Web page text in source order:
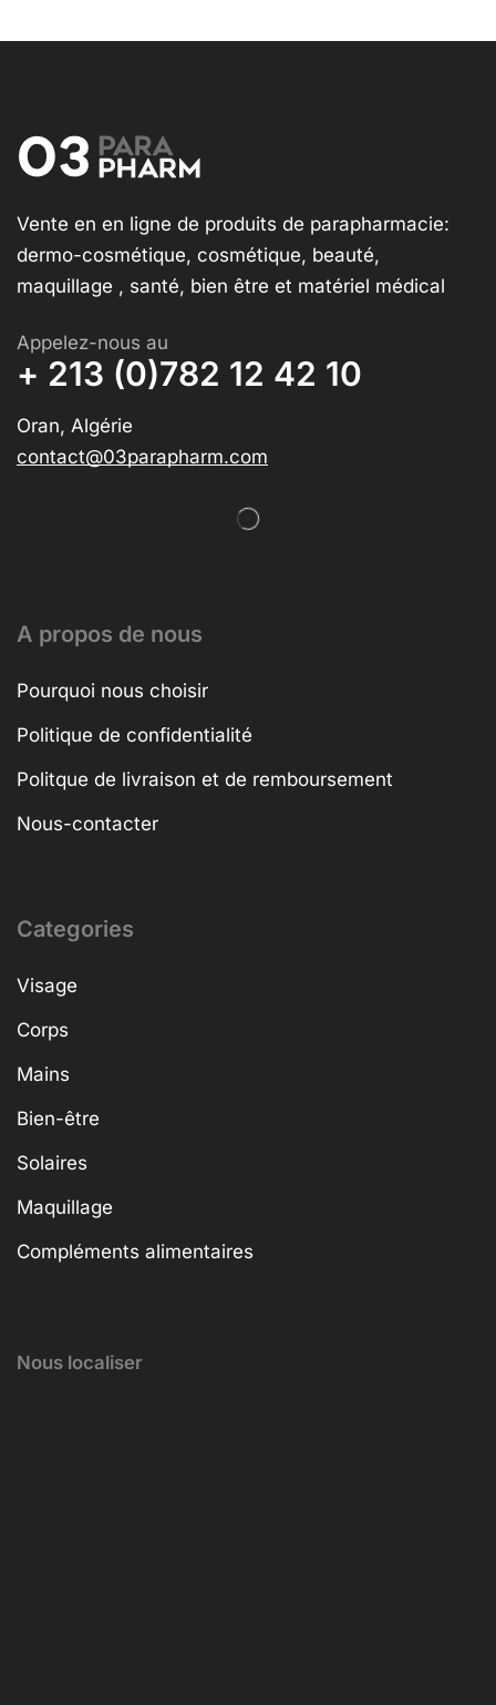
Vente en en ligne de produits de parapharmacie:
dermo-cosmétique, cosmétique, beauté,
maquillage , santé, bien être et matériel médical
Appelez-nous au
+ 213 (0)782 12 42 10
Oran, Algérie
contact@03parapharm.com
A propos de nous
Pourquoi nous choisir
Politique de confidentialité
Politque de livraison et de remboursement
Nous-contacter
Categories
Visage
Corps
Mains
Bien-être
Solaires
Maquillage
Compléments alimentaires
Nous localiser